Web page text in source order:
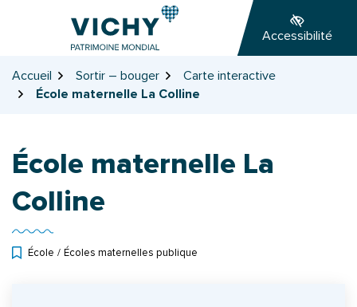
page
Accessibilité
Accueil Sortir – bouger
Carte interactive
École maternelle La Colline
École maternelle La
Colline
École / Écoles maternelles publique